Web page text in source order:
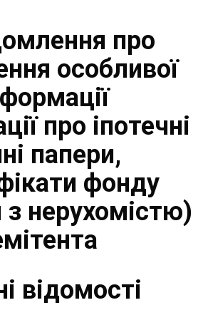
про
особливої
про іпотечні
папери,
фонду
з нерухомістю)
відомості